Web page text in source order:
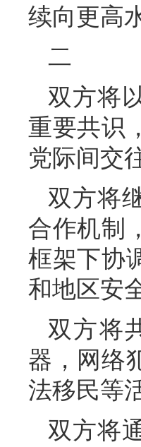
续向更高
二
双方将
重要共识
党际间交
双方将
合作机制
框架下协
和地区安
双方将
器，网络
法移民等
双方将